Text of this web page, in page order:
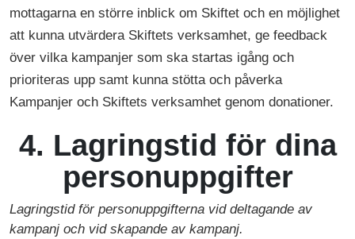
mottagarna en större inblick om Skiftet och en möjlighet
att kunna utvärdera Skiftets verksamhet, ge feedback
över vilka kampanjer som ska startas igång och
prioriteras upp samt kunna stötta och påverka
Kampanjer och Skiftets verksamhet genom donationer.
4. Lagringstid för dina
personuppgifter
Lagringstid för personuppgifterna vid deltagande av
kampanj och vid skapande av kampanj.